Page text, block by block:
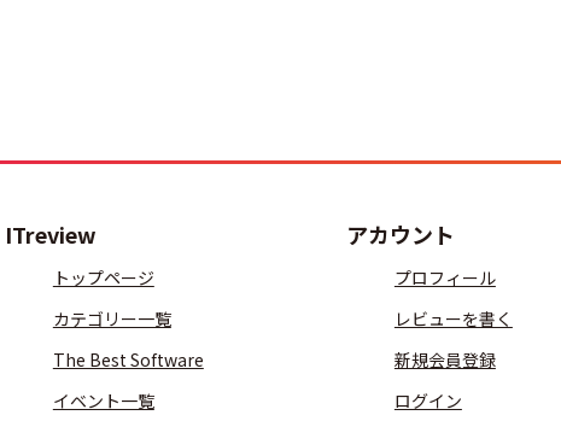
ITreview
トップページ
カテゴリー一覧
The Best Software
イベント一覧
アカウント
プロフィール
レビューを書く
新規会員登録
ログイン